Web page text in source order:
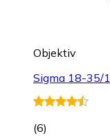
Objektiv
Sigma 18-35/
(6)